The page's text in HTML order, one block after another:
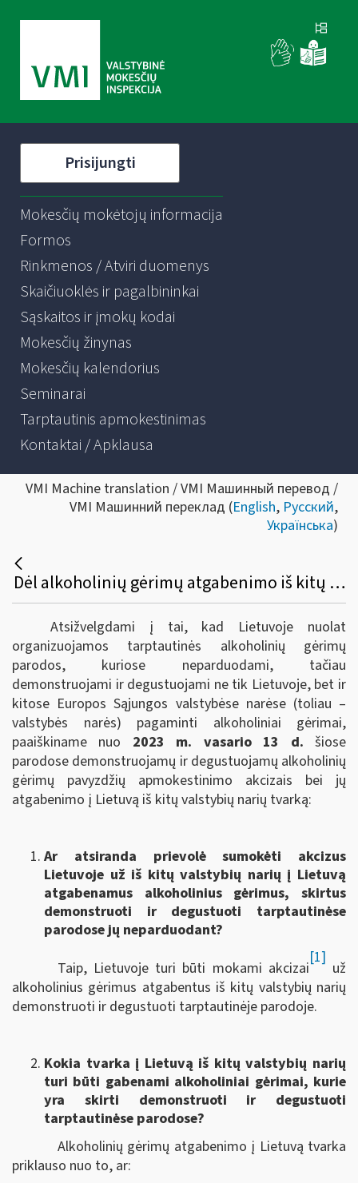
Prisijungti
Mokesčių mokėtojų informacija
Formos
Rinkmenos / Atviri duomenys
Skaičiuoklės ir pagalbininkai
Sąskaitos ir įmokų kodai
Mokesčių žinynas
Mokesčių kalendorius
Seminarai
Tarptautinis apmokestinimas
Kontaktai / Apklausa
VMI Machine translation / VMI Машинный перевод /
VMI Машинний переклад (English, Русский,
Українська)
Dėl alkoholinių gėrimų atgabenimo iš kitų Europos sąjungos valstybių narių į tarptautines parodas Lietuvoje bei akcizų sumokėjimo
Atsižvelgdami į tai, kad Lietuvoje nuolat
organizuojamos tarptautinės alkoholinių gėrimų
parodos, kuriose neparduodami, tačiau
demonstruojami ir degustuojami ne tik Lietuvoje, bet ir
kitose Europos Sąjungos valstybėse narėse (toliau –
valstybės narės) pagaminti alkoholiniai gėrimai,
paaiškiname nuo 2023 m. vasario 13 d. šiose
parodose demonstruojamų ir degustuojamų alkoholinių
gėrimų pavyzdžių apmokestinimo akcizais bei jų
atgabenimo į Lietuvą iš kitų valstybių narių tvarką:
Ar atsiranda prievolė sumokėti akcizus
Lietuvoje už iš kitų valstybių narių į Lietuvą
atgabenamus alkoholinius gėrimus, skirtus
demonstruoti ir degustuoti tarptautinėse
parodose jų neparduodant?
Taip, Lietuvoje turi būti mokami akcizai
[1]
už
alkoholinius gėrimus atgabentus iš kitų valstybių narių
demonstruoti ir degustuoti tarptautinėje parodoje.
Kokia tvarka į Lietuvą iš kitų valstybių narių
turi būti gabenami alkoholiniai gėrimai, kurie
yra skirti demonstruoti ir degustuoti
tarptautinėse parodose?
Alkoholinių gėrimų atgabenimo į Lietuvą tvarka
priklauso nuo to, ar: